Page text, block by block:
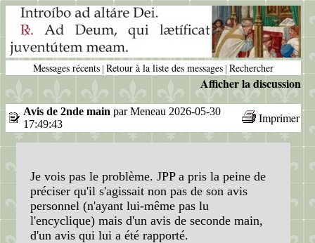
Messages récents | Retour à la liste des messages | Rechercher
Afficher la discussion
Avis de 2nde main par Meneau 2026-05-30
17:49:43
Imprimer
Je vois pas le problème. JPP a pris la peine de
préciser qu'il s'agissait non pas de son avis
personnel (n'ayant lui-même pas lu
l'encyclique) mais d'un avis de seconde main,
d'un avis qui lui a été rapporté.